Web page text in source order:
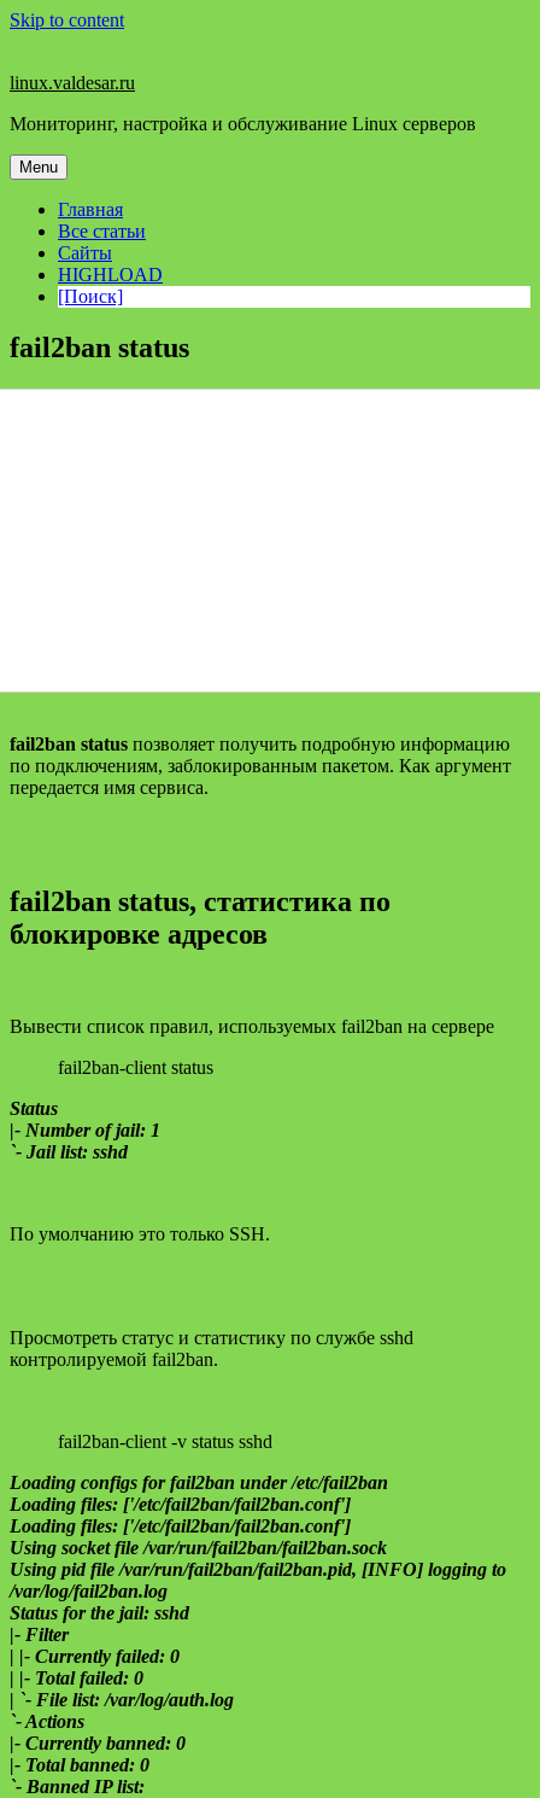
Skip to content
linux.valdesar.ru
Мониторинг, настройка и обслуживание Linux серверов
Menu
Главная
Все статьи
Сайты
HIGHLOAD
[Поиск]
fail2ban status
fail2ban status позволяет получить подробную информацию
по подключениям, заблокированным пакетом. Как аргумент
передается имя сервиса.
fail2ban status, статистика по
блокировке адресов
Вывести список правил, используемых fail2ban на сервере
fail2ban-client status
Status
|- Number of jail: 1
`- Jail list: sshd
По умолчанию это только SSH.
Просмотреть статус и статистику по службе sshd
контролируемой fail2ban.
fail2ban-client -v status sshd
Loading configs for fail2ban under /etc/fail2ban
Loading files: ['/etc/fail2ban/fail2ban.conf']
Loading files: ['/etc/fail2ban/fail2ban.conf']
Using socket file /var/run/fail2ban/fail2ban.sock
Using pid file /var/run/fail2ban/fail2ban.pid, [INFO] logging to
/var/log/fail2ban.log
Status for the jail: sshd
|- Filter
| |- Currently failed: 0
| |- Total failed: 0
| `- File list: /var/log/auth.log
`- Actions
|- Currently banned: 0
|- Total banned: 0
`- Banned IP list: